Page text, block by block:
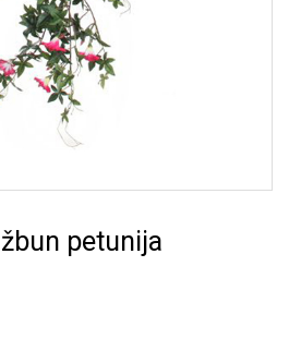
petunija